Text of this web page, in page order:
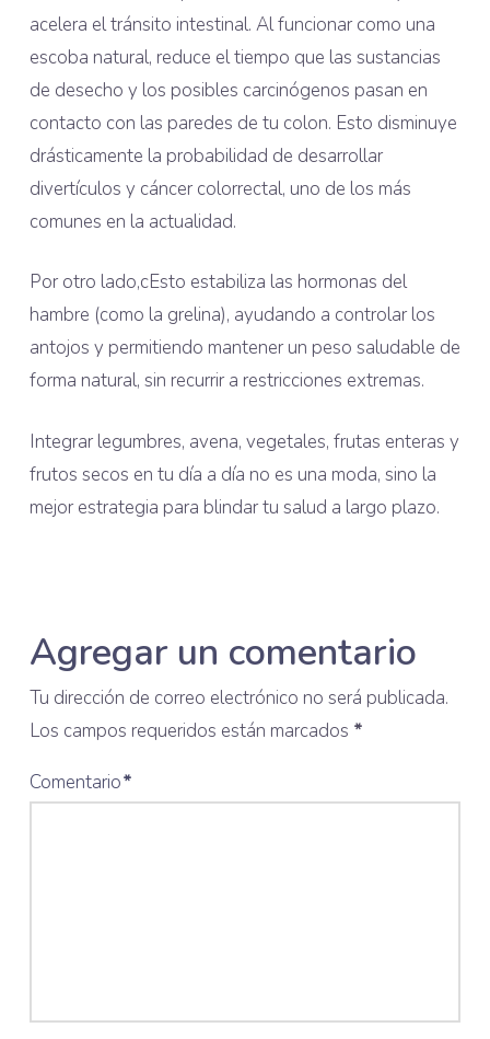
acelera el tránsito intestinal. Al funcionar como una
escoba natural, reduce el tiempo que las sustancias
de desecho y los posibles carcinógenos pasan en
contacto con las paredes de tu colon. Esto disminuye
drásticamente la probabilidad de desarrollar
divertículos y cáncer colorrectal, uno de los más
comunes en la actualidad.
Por otro lado,cEsto estabiliza las hormonas del
hambre (como la grelina), ayudando a controlar los
antojos y permitiendo mantener un peso saludable de
forma natural, sin recurrir a restricciones extremas.
Integrar legumbres, avena, vegetales, frutas enteras y
frutos secos en tu día a día no es una moda, sino la
mejor estrategia para blindar tu salud a largo plazo.
Agregar un comentario
Tu dirección de correo electrónico no será publicada.
Los campos requeridos están marcados *
Comentario*